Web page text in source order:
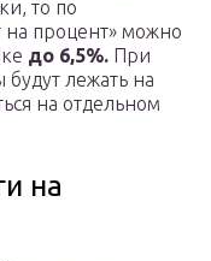
то по
на процент» можно
до 6,5%. При
лежать на
на отдельном
на